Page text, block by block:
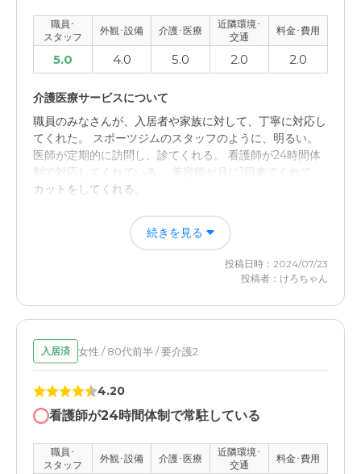
職員･
スタッフ
外観･設備 介護･医療
近隣環境･
交通
料金･費用
5.0 4.0 5.0 2.0 2.0
介護医療サービスについて
職員のみなさんが、入居者や家族に対して、丁寧に対応し
てくれた。 スポーツジムのスタッフのように、明るい。
医師が定期的に訪問し、診てくれる。 看護師が24時間体
制で対応してくれている。 美容師が月に1回来てくれて、
カットをしてくれる。
近隣環境や交通アクセスについて
自家用車の駐車場はあったので、自分は問題がなかった
が、他の方は、駅からが遠いので、不便とのことだった。
公共の施設ではないので、入会金や月の使用料が高い。
その他に、残念なところはなかった。
続きを見る
投稿日時：2024/07/23
投稿者：けろちゃん
入居済 女性 / 80代前半 / 要介護2
4.20
看護師が24時間体制で常駐している
職員･
スタッフ
外観･設備 介護･医療
近隣環境･
交通
料金･費用